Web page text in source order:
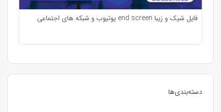
دسته‌بندی‌ها
فایل شیک و زیبا end screen یوتیوب و شبکه های اجتماعی